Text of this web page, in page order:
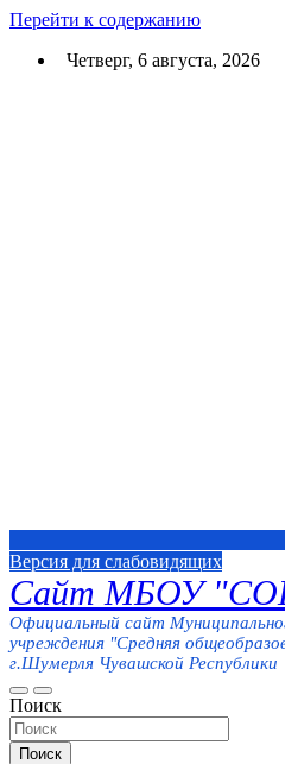
Перейти к содержанию
Четверг, 6 августа, 2026
Версия для слабовидящих
Сайт МБОУ
Официальный сайт
учреждения "Средняя
г.Шумерля Чувашской Республики
Поиск
Поиск